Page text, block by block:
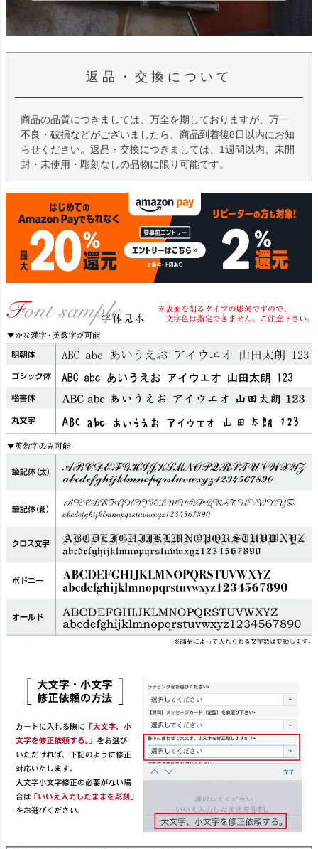
返品・交換について
商品の品質につきましては、万全を期しておりますが、万一
不良・破損などがございましたら、商品到着後8日以内にお知
らせください。返品・交換につきましては、1週間以内、未開
封・未使用・彫刻なしの品物に限り可能です。